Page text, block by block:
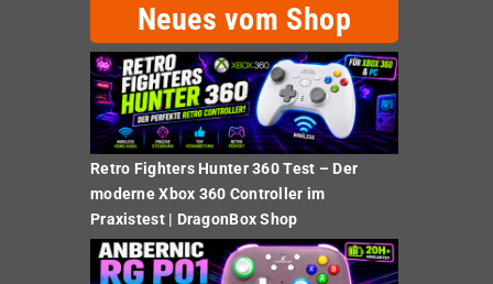
Neues vom Shop
Retro Fighters Hunter 360 Test – Der
moderne Xbox 360 Controller im
Praxistest | DragonBox Shop